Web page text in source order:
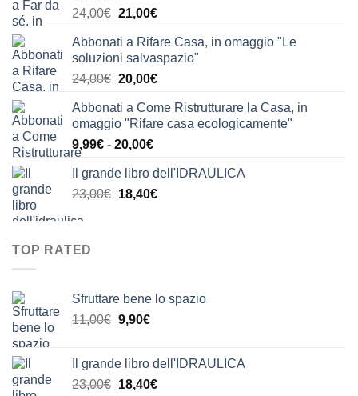
24,00€ Il
originale
era:
24,00€.
21,00€Il
attuale
è:
21,00€.
Abbonati a Rifare Casa, in omaggio "Le
soluzioni salvaspazio"
24,00€ Il
originale
era:
24,00€.
20,00€Il
attuale
è:
Abbonati a Come Ristrutturare la Casa, in
omaggio "Rifare casa ecologicamente"
9,99€ - 20,00€Fascia
prezzo:
da
Il grande libro dell'IDRAULICA
23,00€ Il
18,40€Il
TOP RATED
Sfruttare bene lo spazio
11,00€ Il
era:
11,00€.
9,90€Il
è:
9,90€.
Il grande libro dell'IDRAULICA
23,00€ Il
18,40€Il